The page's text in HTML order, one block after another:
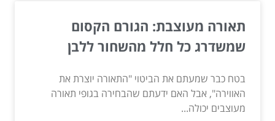
תאורה מעוצבת: הגורם הקסום
שמשדרג כל חלל מהשחור ללבן
בטח כבר שמעתם את הביטוי "התאורה יוצרת את
האווירה", אבל האם ידעתם שהבחירה בגופי תאורה
מעוצבים יכולה...